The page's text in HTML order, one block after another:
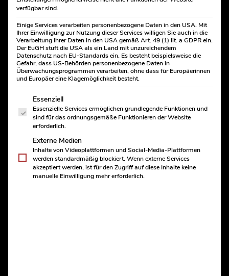
Snacks und Imbisse
Unser Kaffee
B2B Lieferservice
RABAUKEN
GESCHÄFTSKUNDEN
Sechs gute Gründe
Referenzen
B2B-Leistungen
B2B-Produkte
Unsere Erfahrung
Auszeichnungen
Jetzt anfragen
FILIALEN
Standorte
Hauptniederlassung
Filiale Borbeck
Edeka Wolfsbankring
Edeka Am Südbahnhof
Start Produkte Handwerksprodukte
Brot und Brötchen
Müslibrötchen
MÜSLIBRÖTCHEN
Für ein ausgewogenes Frühstück ist unser
verfügbar sind.
Einige Services verarbeiten personenbezogene Daten in den USA. Mit
Ihrer Einwilligung zur Nutzung dieser Services willigen Sie auch in die
Verarbeitung Ihrer Daten in den USA gemäß Art. 49 (1) lit. a GDPR ein.
Der EuGH stuft die USA als ein Land mit unzureichendem
Datenschutz nach EU-Standards ein. Es besteht beispielsweise die
Gefahr, dass US-Behörden personenbezogene Daten in
Überwachungsprogrammen verarbeiten, ohne dass für Europäerinnen
und Europäer eine Klagemöglichkeit besteht.
Es folgt eine Liste der Service-Gruppen, für die eine
Essenziell
Essenzielle Services ermöglichen grundlegende Funktionen und
sind für das ordnungsgemäße Funktionieren der Website
erforderlich.
Externe Medien
Inhalte von Videoplattformen und Social-Media-Plattformen
werden standardmäßig blockiert. Wenn externe Services
akzeptiert werden, ist für den Zugriff auf diese Inhalte keine
manuelle Einwilligung mehr erforderlich.